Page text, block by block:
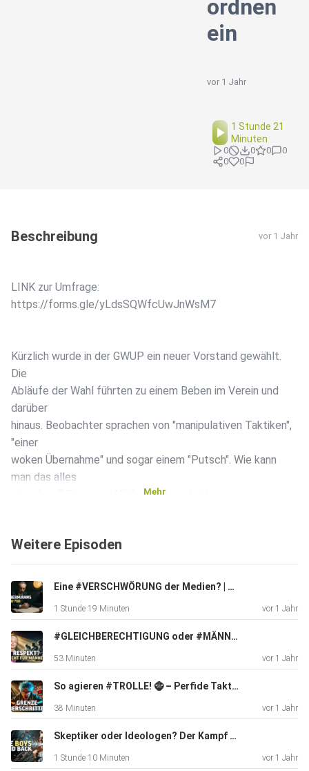
ordnen
ein
vor 1 Jahr
1 Stunde 21
Minuten
0 0 0
0
0
0
Beschreibung vor 1 Jahr
LINK zur Umfrage:
https://forms.gle/yLdsSQWfcUwJnWsM7
Kürzlich wurde in der GWUP ein neuer Vorstand gewählt.
Die
Abläufe der Wahl führten zu einem Beben im Verein und
darüber
hinaus. Beobachter sprachen von "manipulativen Taktiken",
"einer
woken Übernahme" und sogar einem "Putsch". Wie kann
man das alles
einordnen? Sinan und Nikil sprechen darüber.
Viel Spaß bei wünschen Dir
Deine Boys of Reason
* So hörte Nikil zum Ersten mal von der GWUP (Bernd
Harders
https://www.youtube.com/watch?v=b1bAKtupbzQ
* Sinans Gespräch mit Nikil über die Critical Studies:
Mehr
Weitere Episoden
Eine #VERSCHWÖRUNG der Medien? | Holger Kreymeier trifft TBOR
1 Stunde 19 Minuten vor 1 Jahr
#GLEICHBERECHTIGUNG oder #MÄNNERHASS? – Jette Nietzard analysiert
53 Minuten vor 1 Jahr
So agieren #TROLLE! 🧌 – Perfide Taktiken analysiert
38 Minuten vor 1 Jahr
Skeptiker oder Ideologen? Der Kampf um kritisches Denken
1 Stunde 10 Minuten vor 1 Jahr